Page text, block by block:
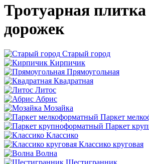
Тротуарная
дорожек
Старый город
Кирпичик
Прямоугольная
Квадратная
Литос
Абрис
Мозайка
Паркет
Паркет
Классико
Классико круговая
Волна
Шестигранник